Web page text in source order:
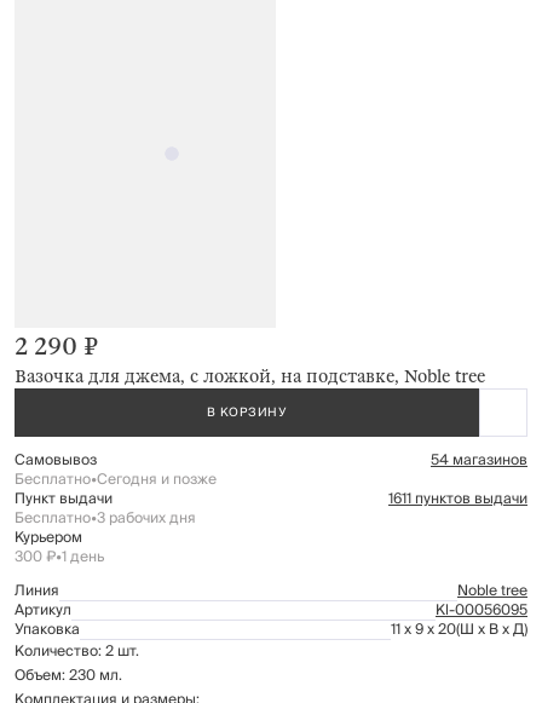
Вазочка для джема, с ложкой, на подставке, Noble tree
2 290 ₽
В КОРЗИНУ
Самовывоз 54 магазинов
Бесплатно•Сегодня и позже
Пункт выдачи 1611 пунктов выдачи
Бесплатно•3 рабочих дня
Курьером
300 ₽•1 день
Линия
Noble tree
Артикул Kl-00056095
Упаковка 11 x 9 x 20(Ш x В x Д)
Количество: 2 шт.
Объем: 230 мл.